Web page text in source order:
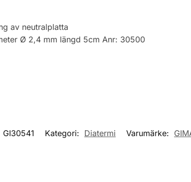
av neutralplatta
Ø 2,4 mm längd 5cm Anr: 30500
GI30541 Kategori: Diatermi Varumärke: